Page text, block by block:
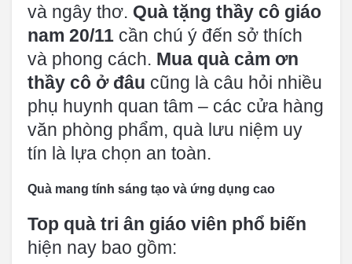
và ngây thơ. Quà tặng thầy cô giáo
nam 20/11 cần chú ý đến sở thích
và phong cách. Mua quà cảm ơn
thầy cô ở đâu cũng là câu hỏi nhiều
phụ huynh quan tâm – các cửa hàng
văn phòng phẩm, quà lưu niệm uy
tín là lựa chọn an toàn.
Quà mang tính sáng tạo và ứng dụng cao
Top quà tri ân giáo viên phổ biến
hiện nay bao gồm: